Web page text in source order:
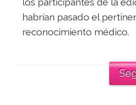
habrían pasado el
reconocimiento médico.